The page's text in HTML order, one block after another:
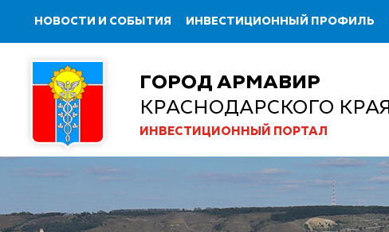
НОВОСТИ И СОБЫТИЯ ИНВЕСТИЦИОННЫЙ ПРОФИЛЬ
ГОРОД АРМАВИР
КРАСНОДАРСКОГО КРАЯ
ИНВЕСТИЦИОННЫЙ ПОРТАЛ